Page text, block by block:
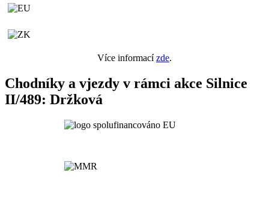
Více informacízde.
Chodníky a vjezdy v rámci akce Silnice
II/489: Držková